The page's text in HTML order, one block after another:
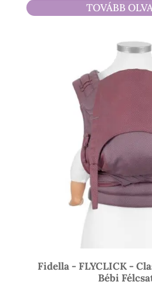
TOVÁBB
Fidella - FLYCLICK -
Bébi